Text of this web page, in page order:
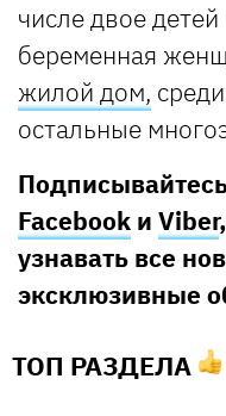
числе двое
беременная
жилой дом,
остальные
Facebook и Viber
узнавать все
эксклюзивные
ТОП РАЗДЕЛА